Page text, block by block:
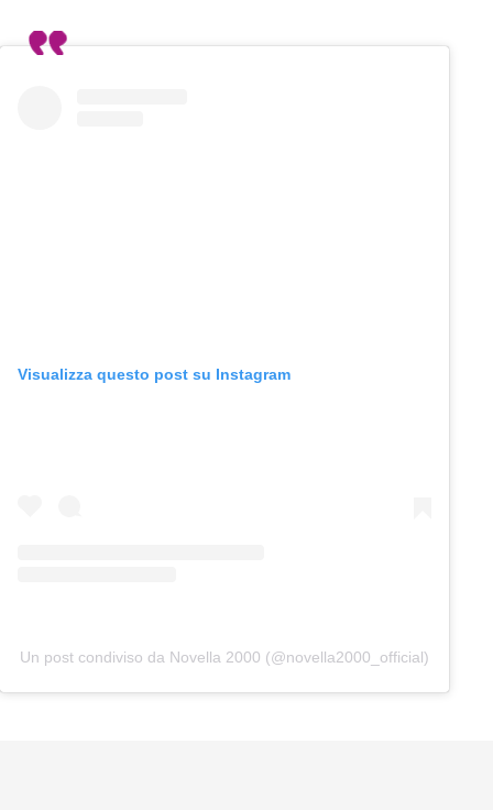
Visualizza questo post su Instagram
Un post condiviso da Novella 2000 (@novella2000_official)